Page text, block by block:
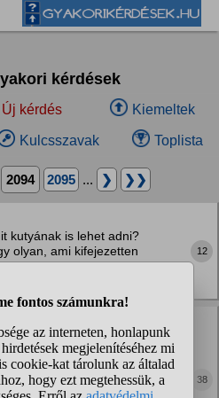
kérdések
Új kérdés Kiemeltek
Kulcsszavak Toplista
2094 2095 ... ❯ ❯❯
kutyának is lehet adni?
olyan, ami kifejezetten
mint a tejcsoki?
12
akkor nem kér a másik
nem értem, hogy miért nem
a kutyáimat magamhoz
38